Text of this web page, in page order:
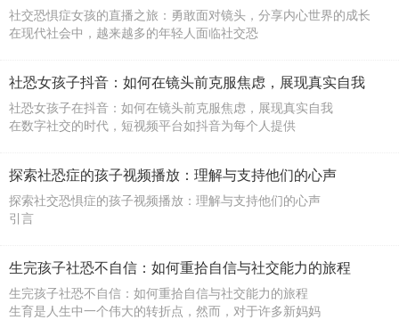
社交恐惧症女孩的直播之旅：勇敢面对镜头，分享内心世界的成长
在现代社会中，越来越多的年轻人面临社交恐
社恐女孩子抖音：如何在镜头前克服焦虑，展现真实自我
社恐女孩子在抖音：如何在镜头前克服焦虑，展现真实自我
在数字社交的时代，短视频平台如抖音为每个人提供
探索社恐症的孩子视频播放：理解与支持他们的心声
探索社交恐惧症的孩子视频播放：理解与支持他们的心声
引言
生完孩子社恐不自信：如何重拾自信与社交能力的旅程
生完孩子社恐不自信：如何重拾自信与社交能力的旅程
生育是人生中一个伟大的转折点，然而，对于许多新妈妈